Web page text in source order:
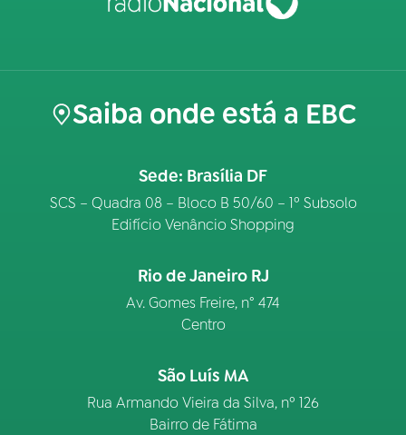
Saiba onde está a EBC
Sede: Brasília DF
SCS – Quadra 08 – Bloco B 50/60 – 1º Subsolo
Edifício Venâncio Shopping
Rio de Janeiro RJ
Av. Gomes Freire, n° 474
Centro
São Luís MA
Rua Armando Vieira da Silva, nº 126
Bairro de Fátima